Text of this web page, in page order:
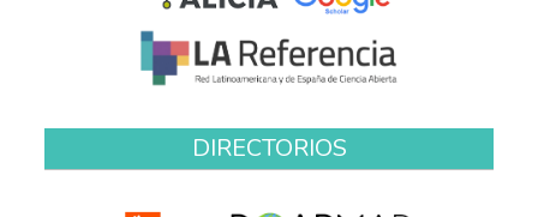
DIRECTORIOS